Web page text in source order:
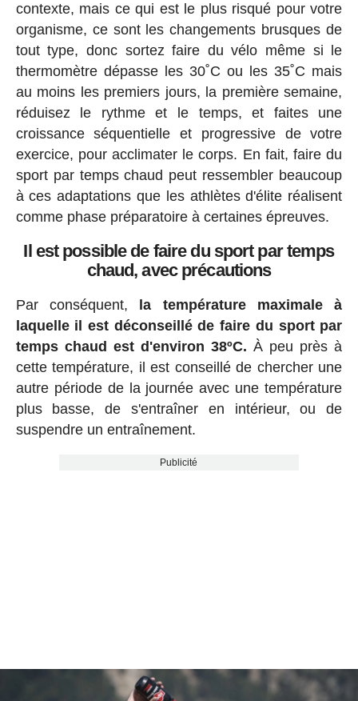
contexte, mais ce qui est le plus risqué pour votre
organisme, ce sont les changements brusques de
tout type, donc sortez faire du vélo même si le
thermomètre dépasse les 30˚C ou les 35˚C mais
au moins les premiers jours, la première semaine,
réduisez le rythme et le temps, et faites une
croissance séquentielle et progressive de votre
exercice, pour acclimater le corps. En fait, faire du
sport par temps chaud peut ressembler beaucoup
à ces adaptations que les athlètes d'élite réalisent
comme phase préparatoire à certaines épreuves.
Il est possible de faire du sport par temps
chaud, avec précautions
Par conséquent,
la température maximale à
laquelle il est déconseillé de faire du sport par
temps chaud est d'environ 38ºC. À peu près à
cette température, il est conseillé de chercher une
autre période de la journée avec une température
plus basse, de s'entraîner en intérieur, ou de
suspendre un entraînement.
Publicité